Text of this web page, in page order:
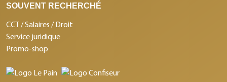
SOUVENT RECHERCHÉ
CCT / Salaires / Droit
Service juridique
Promo-shop